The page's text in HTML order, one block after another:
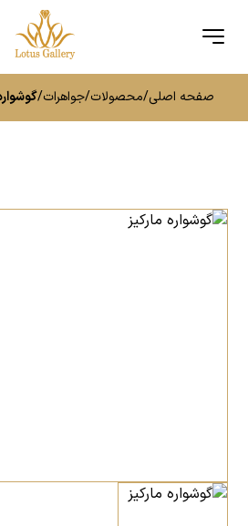
صفحه اصلی/محصولات/جواهرات/